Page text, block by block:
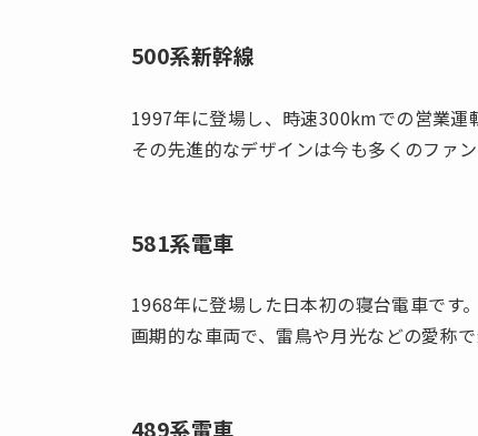
500系新幹線
1997年に登場し、時速300kmでの営業運
その先進的なデザインは今も多くのファン
581系電車
1968年に登場した日本初の寝台電車です
画期的な車両で、雷鳥や月光などの愛称で
489系電車